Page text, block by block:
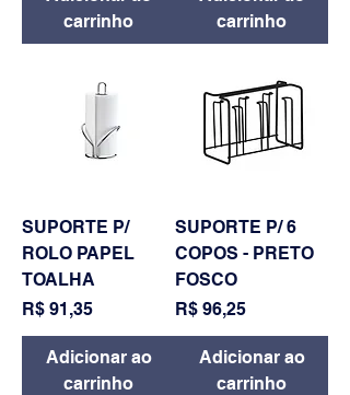
carrinho
carrinho
SUPORTE P/
ROLO PAPEL
TOALHA
Preço
R$ 91,35
Adicionar ao
carrinho
SUPORTE P/ 6
COPOS - PRETO
FOSCO
Preço
R$ 96,25
Adicionar ao
carrinho